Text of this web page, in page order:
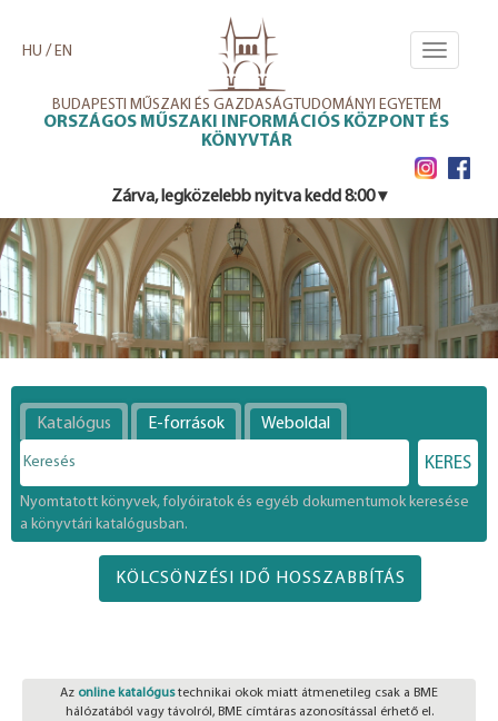
tartalomra
BUDAPESTI MŰSZAKI ÉS GAZDASÁGTUDOMÁNYI EGYETEM
ORSZÁGOS MŰSZAKI INFORMÁCIÓS KÖZPONT ÉS
KÖNYVTÁR
HU / EN
Zárva, legközelebb nyitva kedd 8:00 ▾
Toggle
Katalógus E-források Weboldal
KERES
Nyomtatott könyvek, folyóiratok és egyéb dokumentumok keresése
a könyvtári katalógusban.
KÖLCSÖNZÉSI IDŐ HOSSZABBÍTÁS
Az online katalógustechnikai okok miatt átmenetileg csak a BME
hálózatából vagy távolról, BME címtáras azonosítással érhető el.